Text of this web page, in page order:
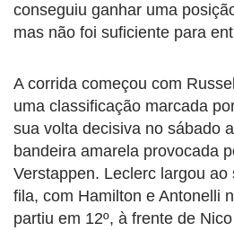
conseguiu ganhar uma
mas não foi suficiente para
A corrida começou com
uma classificação marcada
sua volta decisiva no sábado
bandeira amarela provocada
Verstappen. Leclerc largou
fila, com Hamilton e Antonelli
partiu em 12º, à frente de